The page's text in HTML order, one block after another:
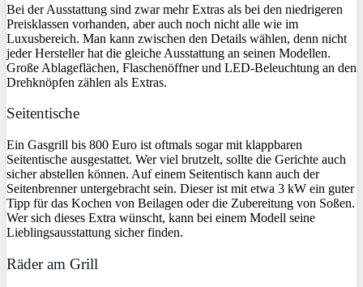
Bei der Ausstattung sind zwar mehr Extras als bei den niedrigeren
Preisklassen vorhanden, aber auch noch nicht alle wie im
Luxusbereich. Man kann zwischen den Details wählen, denn nicht
jeder Hersteller hat die gleiche Ausstattung an seinen Modellen.
Große Ablageflächen, Flaschenöffner und LED-Beleuchtung an den
Drehknöpfen zählen als Extras.
Seitentische
Ein Gasgrill bis 800 Euro ist oftmals sogar mit klappbaren
Seitentische ausgestattet. Wer viel brutzelt, sollte die Gerichte auch
sicher abstellen können. Auf einem Seitentisch kann auch der
Seitenbrenner untergebracht sein. Dieser ist mit etwa 3 kW ein guter
Tipp für das Kochen von Beilagen oder die Zubereitung von Soßen.
Wer sich dieses Extra wünscht, kann bei einem Modell seine
Lieblingsausstattung sicher finden.
Räder am Grill